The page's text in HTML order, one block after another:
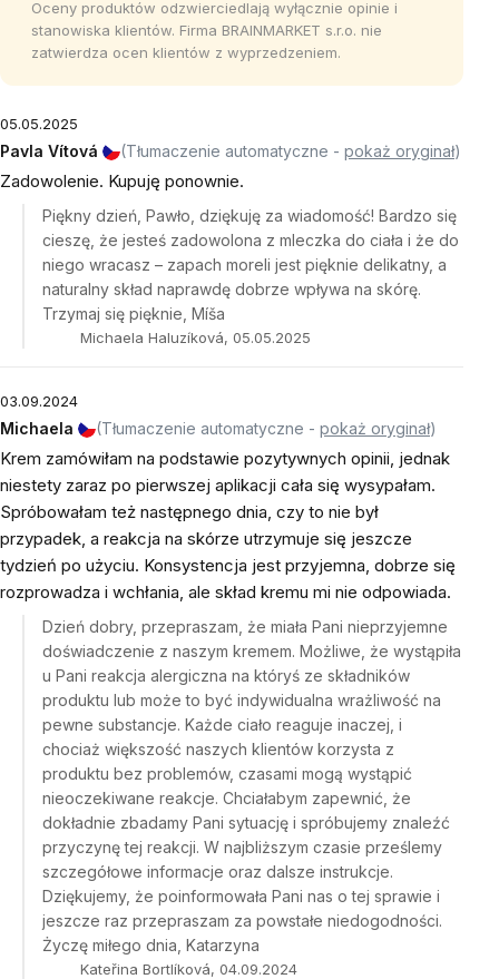
Oceny produktów odzwierciedlają wyłącznie opinie i
stanowiska klientów. Firma BRAINMARKET s.r.o. nie
zatwierdza ocen klientów z wyprzedzeniem.
05.05.2025
Pavla Vítová (Tłumaczenie automatyczne - pokaż oryginał)
Zadowolenie. Kupuję ponownie.
Piękny dzień, Pawło, dziękuję za wiadomość! Bardzo się
cieszę, że jesteś zadowolona z mleczka do ciała i że do
niego wracasz – zapach moreli jest pięknie delikatny, a
naturalny skład naprawdę dobrze wpływa na skórę.
Trzymaj się pięknie, Míša
Michaela Haluzíková, 05.05.2025
03.09.2024
Michaela (Tłumaczenie automatyczne - pokaż oryginał)
Krem zamówiłam na podstawie pozytywnych opinii, jednak
niestety zaraz po pierwszej aplikacji cała się wysypałam.
Spróbowałam też następnego dnia, czy to nie był
przypadek, a reakcja na skórze utrzymuje się jeszcze
tydzień po użyciu. Konsystencja jest przyjemna, dobrze się
rozprowadza i wchłania, ale skład kremu mi nie odpowiada.
Dzień dobry, przepraszam, że miała Pani nieprzyjemne
doświadczenie z naszym kremem. Możliwe, że wystąpiła
u Pani reakcja alergiczna na któryś ze składników
produktu lub może to być indywidualna wrażliwość na
pewne substancje. Każde ciało reaguje inaczej, i
chociaż większość naszych klientów korzysta z
produktu bez problemów, czasami mogą wystąpić
nieoczekiwane reakcje. Chciałabym zapewnić, że
dokładnie zbadamy Pani sytuację i spróbujemy znaleźć
przyczynę tej reakcji. W najbliższym czasie prześlemy
szczegółowe informacje oraz dalsze instrukcje.
Dziękujemy, że poinformowała Pani nas o tej sprawie i
jeszcze raz przepraszam za powstałe niedogodności.
Życzę miłego dnia, Katarzyna
Kateřina Bortlíková, 04.09.2024